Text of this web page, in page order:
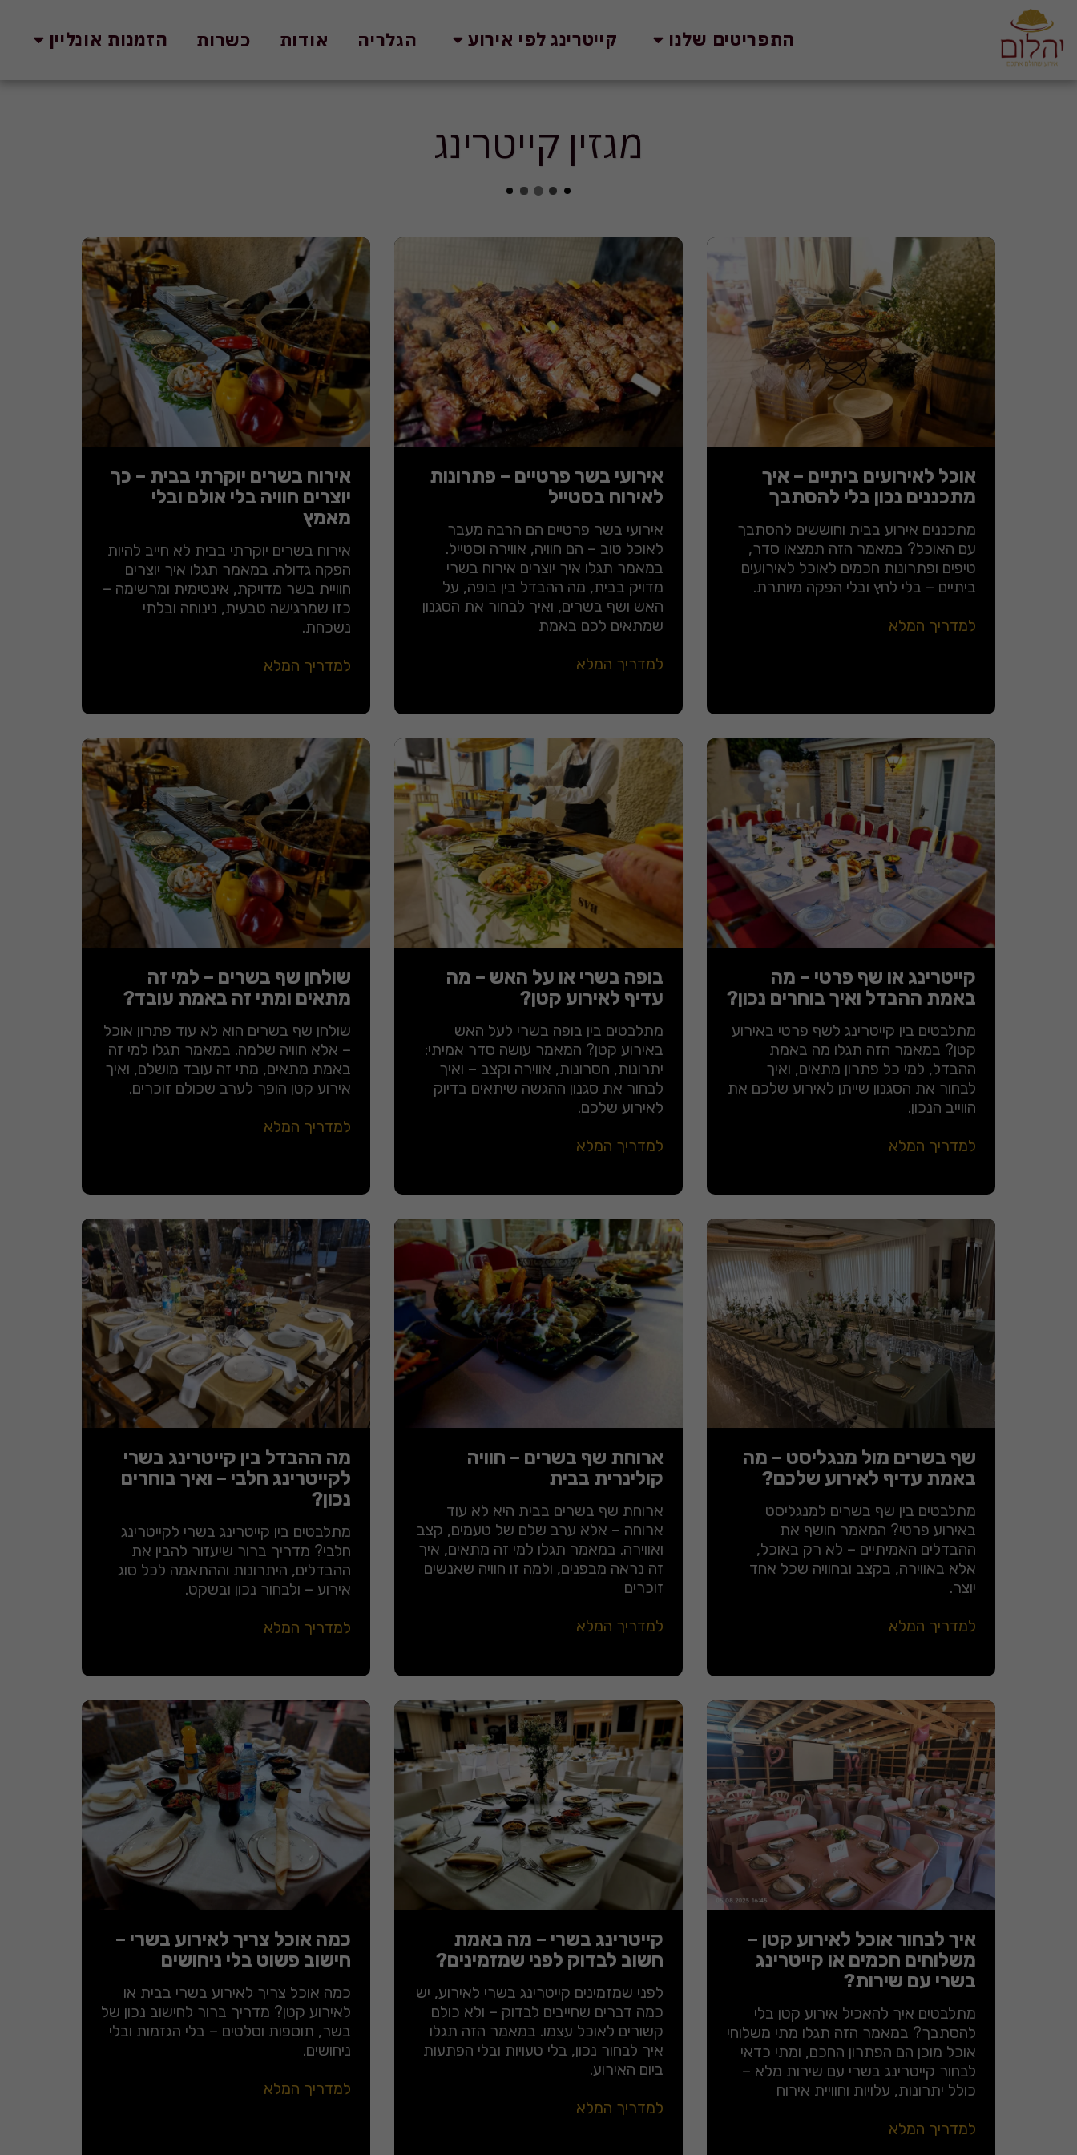
התפריטים שלנו קייטרינג לפי אירוע הגלריה אודות כשרות הזמנות אונליין
מגזין קייטרינג
אוכל לאירועים ביתיים – איך
מתכננים נכון בלי להסתבך
מתכננים אירוע בבית וחוששים להסתבך
עם האוכל? במאמר הזה תמצאו סדר,
טיפים ופתרונות חכמים לאוכל לאירועים
ביתיים – בלי לחץ ובלי הפקה מיותרת.
למדריך המלא
אירועי בשר פרטיים – פתרונות
לאירוח בסטייל
אירועי בשר פרטיים הם הרבה מעבר
לאוכל טוב – הם חוויה, אווירה וסטייל.
במאמר תגלו איך יוצרים אירוח בשרי
מדויק בבית, מה ההבדל בין בופה, על
האש ושף בשרים, ואיך לבחור את הסגנון
שמתאים לכם באמת
למדריך המלא
אירוח בשרים יוקרתי בבית – כך
יוצרים חוויה בלי אולם ובלי
מאמץ
אירוח בשרים יוקרתי בבית לא חייב להיות
הפקה גדולה. במאמר תגלו איך יוצרים
חוויית בשר מדויקת, אינטימית ומרשימה –
כזו שמרגישה טבעית, נינוחה ובלתי
נשכחת.
למדריך המלא
קייטרינג או שף פרטי – מה
באמת ההבדל ואיך בוחרים נכון?
מתלבטים בין קייטרינג לשף פרטי באירוע
קטן? במאמר הזה תגלו מה באמת
ההבדל, למי כל פתרון מתאים, ואיך
לבחור את הסגנון שייתן לאירוע שלכם את
הווייב הנכון.
למדריך המלא
בופה בשרי או על האש – מה
עדיף לאירוע קטן?
מתלבטים בין בופה בשרי לעל האש
באירוע קטן? המאמר עושה סדר אמיתי:
יתרונות, חסרונות, אווירה וקצב – ואיך
לבחור את סגנון ההגשה שיתאים בדיוק
לאירוע שלכם.
למדריך המלא
שולחן שף בשרים – למי זה
מתאים ומתי זה באמת עובד?
שולחן שף בשרים הוא לא עוד פתרון אוכל
– אלא חוויה שלמה. במאמר תגלו למי זה
באמת מתאים, מתי זה עובד מושלם, ואיך
אירוע קטן הופך לערב שכולם זוכרים.
למדריך המלא
שף בשרים מול מנגליסט – מה
באמת עדיף לאירוע שלכם?
מתלבטים בין שף בשרים למנגליסט
באירוע פרטי? המאמר חושף את
ההבדלים האמיתיים – לא רק באוכל,
אלא באווירה, בקצב ובחוויה שכל אחד
יוצר.
למדריך המלא
ארוחת שף בשרים – חוויה
קולינרית בבית
ארוחת שף בשרים בבית היא לא עוד
ארוחה – אלא ערב שלם של טעמים, קצב
ואווירה. במאמר תגלו למי זה מתאים, איך
זה נראה מבפנים, ולמה זו חוויה שאנשים
זוכרים
למדריך המלא
מה ההבדל בין קייטרינג בשרי
לקייטרינג חלבי – ואיך בוחרים
נכון?
מתלבטים בין קייטרינג בשרי לקייטרינג
חלבי? מדריך ברור שיעזור להבין את
ההבדלים, היתרונות וההתאמה לכל סוג
אירוע – ולבחור נכון ובשקט.
למדריך המלא
איך לבחור אוכל לאירוע קטן –
משלוחים חכמים או קייטרינג
בשרי עם שירות?
מתלבטים איך להאכיל אירוע קטן בלי
להסתבך? במאמר הזה תגלו מתי משלוחי
אוכל מוכן הם הפתרון החכם, ומתי כדאי
לבחור קייטרינג בשרי עם שירות מלא –
כולל יתרונות, עלויות וחוויית אירוח
למדריך המלא
קייטרינג בשרי – מה באמת
חשוב לבדוק לפני שמזמינים?
לפני שמזמינים קייטרינג בשרי לאירוע, יש
כמה דברים שחייבים לבדוק – ולא כולם
קשורים לאוכל עצמו. במאמר הזה תגלו
איך לבחור נכון, בלי טעויות ובלי הפתעות
ביום האירוע.
למדריך המלא
כמה אוכל צריך לאירוע בשרי –
חישוב פשוט בלי ניחושים
כמה אוכל צריך לאירוע בשרי בבית או
לאירוע קטן? מדריך ברור לחישוב נכון של
בשר, תוספות וסלטים – בלי הגזמות ובלי
ניחושים.
למדריך המלא